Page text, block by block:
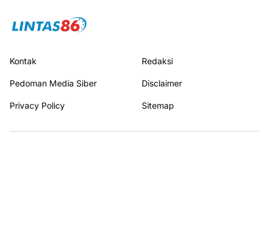
Kontak Redaksi
Pedoman Media Siber Disclaimer
Privacy Policy Sitemap